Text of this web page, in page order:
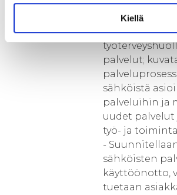
Kiellä
palvelut;
sähköistä
palveluihin ja
uudet
työ- ja
-
sähköisten
käyttöönotto,
tuetaan